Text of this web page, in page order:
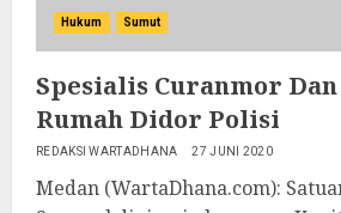
Hukum Sumut
Spesialis Curanmor
Rumah Didor Polisi
REDAKSI WARTADHANA 27 JUNI 2020
Medan (WartaDhana.com):